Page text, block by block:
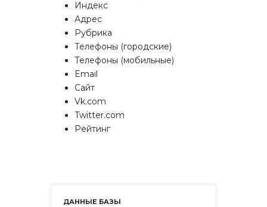
Индекс
Адрес
Рубрика
Телефоны (городские)
Телефоны (мобильные)
Email
Сайт
Vk.com
Twitter.com
Рейтинг
ДАННЫЕ БАЗЫ